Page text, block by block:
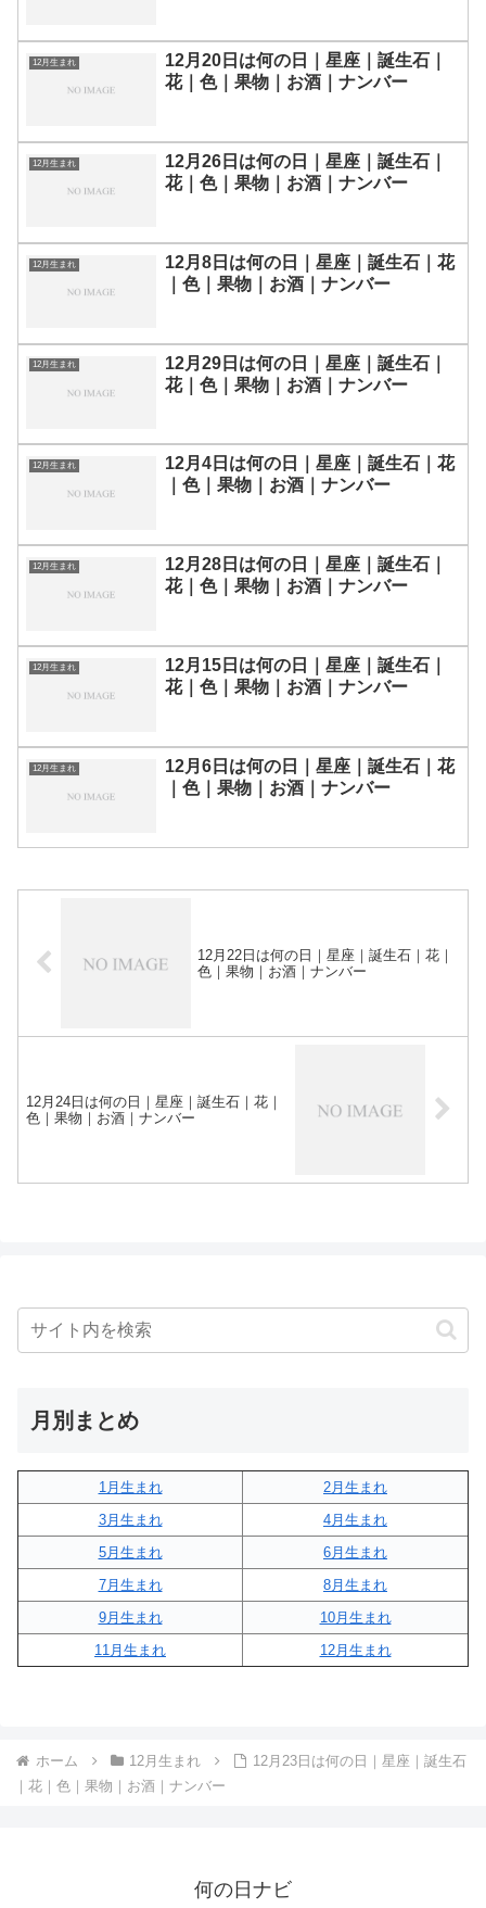
12月生まれ
12月20日は何の日｜星座｜誕生石｜
花｜色｜果物｜お酒｜ナンバー
12月生まれ
12月26日は何の日｜星座｜誕生石｜
花｜色｜果物｜お酒｜ナンバー
12月生まれ
12月8日は何の日｜星座｜誕生石｜花
｜色｜果物｜お酒｜ナンバー
12月生まれ
12月29日は何の日｜星座｜誕生石｜
花｜色｜果物｜お酒｜ナンバー
12月生まれ
12月4日は何の日｜星座｜誕生石｜花
｜色｜果物｜お酒｜ナンバー
12月生まれ
12月28日は何の日｜星座｜誕生石｜
花｜色｜果物｜お酒｜ナンバー
12月生まれ
12月15日は何の日｜星座｜誕生石｜
花｜色｜果物｜お酒｜ナンバー
12月生まれ
12月6日は何の日｜星座｜誕生石｜花
｜色｜果物｜お酒｜ナンバー
12月22日は何の日｜星座｜誕生石｜花｜
色｜果物｜お酒｜ナンバー
12月24日は何の日｜星座｜誕生石｜花｜
色｜果物｜お酒｜ナンバー
月別まとめ
1月生まれ
2月生まれ
3月生まれ
4月生まれ
5月生まれ
6月生まれ
7月生まれ
8月生まれ
9月生まれ
10月生まれ
11月生まれ
12月生まれ
ホーム 12月生まれ
12月23日は何の日｜星座｜誕生石
｜花｜色｜果物｜お酒｜ナンバー
何の日ナビ